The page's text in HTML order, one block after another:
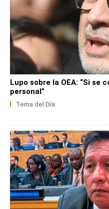
Lupo sobre la OEA: “Si
personal”
Tema del Día